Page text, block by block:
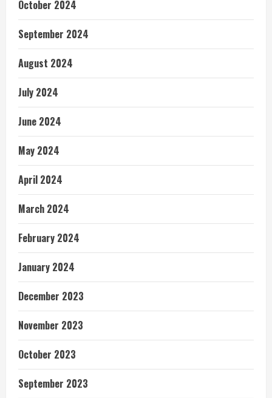
October 2024
September 2024
August 2024
July 2024
June 2024
May 2024
April 2024
March 2024
February 2024
January 2024
December 2023
November 2023
October 2023
September 2023